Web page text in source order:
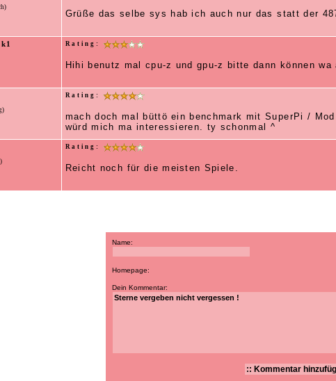
Grüße das selbe sys hab ich auch nur das statt der
Rating:
Hihi benutz mal cpu-z und gpu-z bitte dann können
Rating:
mach doch mal büttö ein benchmark mit SuperPi /
würd mich ma interessieren. ty schonmal ^
Rating:
Reicht noch für die meisten Spiele.
Name:
Homepage:
Dein Kommentar: